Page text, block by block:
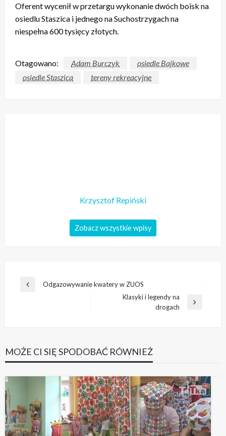
Oferent wycenił w przetargu wykonanie dwóch boisk na
osiedlu Staszica i jednego na Suchostrzygach na
niespełna 600 tysięcy złotych.
Otagowano: Adam Burczyk
osiedle Bajkowe
osiedle Staszica
tereny rekreacyjne
Krzysztof Repiński
Zobacz wszystkie wpisy
Nawigacja
Poprzedni
Odgazowywanie kwatery w ZUOS
Klasyki i legendy na
drogach
MOŻE CI SIĘ SPODOBAĆ RÓWNIEŻ